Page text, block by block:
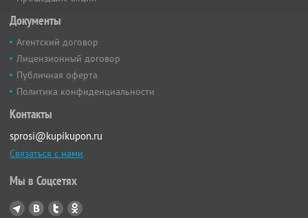
Документы
Агентский договор
Лицензионный договор
Публичная оферта
Политика конфиденциальности
Контакты
sprosi@kupikupon.ru
Связаться с нами
Мы в Соцсетях